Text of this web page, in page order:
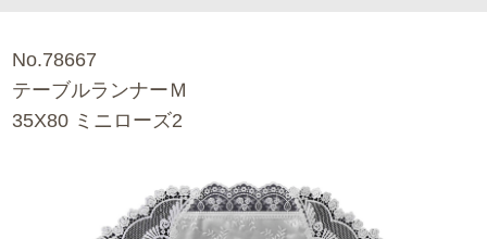
No.78667
テーブルランナーＭ
35X80 ミニローズ2